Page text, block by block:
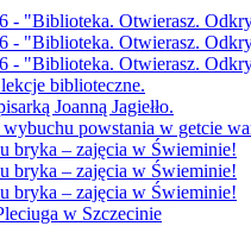
- "Biblioteka. Otwierasz.
- "Biblioteka. Otwierasz.
- "Biblioteka. Otwierasz.
biblioteczne.
Joanną Jagiełło.
powstania w getcie
bryka – zajęcia w Świeminie!
bryka – zajęcia w Świeminie!
bryka – zajęcia w Świeminie!
w Szczecinie